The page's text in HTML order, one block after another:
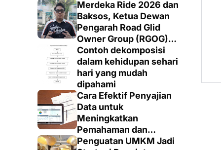
Ruang Digital dengan
Totalitas dan Loyalitas
Merdeka Ride 2026 dan
Baksos, Ketua Dewan
Pengarah Road Glid
Owner Group (RGOG)
Boys Indonesia Pusat M.
Irsyad Sebut Persiapan
Dimatangkan
Contoh dekomposisi
dalam kehidupan sehari
hari yang mudah
dipahami
Cara Efektif Penyajian
Data untuk
Meningkatkan
Pemahaman dan
Keputusan yang Tepat
Penguatan UMKM Jadi